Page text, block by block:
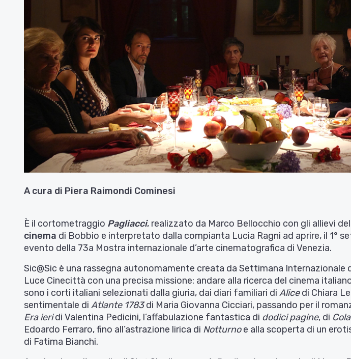
A cura di Piera Raimondi Cominesi
È il cortometraggio Pagliacci, realizzato da Marco Bellocchio con gli allievi
cinema di Bobbio e interpretato dalla compianta Lucia Ragni ad aprire, il 1°
evento della 73a Mostra internazionale d’arte cinematografica di Venezia.
Sic@Sic è una rassegna autonomamente creata da Settimana
Luce Cinecittà con una precisa missione: andare alla ricerca del cinema
sono i corti italiani selezionati dalla giuria, dai diari familiari di Alicedi Chiara
sentimentale di Atlante 1783di Maria Giovanna Cicciari, passando per il
Era ieridi Valentina Pedicini, l’affabulazione fantastica di dodici pagine, di
Edoardo Ferraro, fino all’astrazione lirica di Notturnoe alla scoperta di un
di Fatima Bianchi.